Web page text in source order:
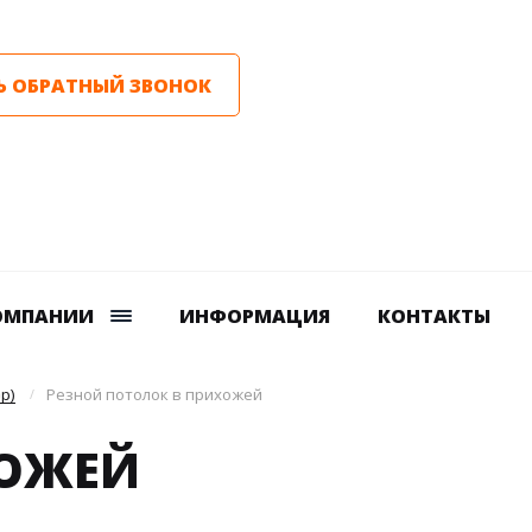
ОБРАТНЫЙ ЗВОНОК
ИНФОРМАЦИЯ КОНТАКТЫ
Резной потолок в прихожей